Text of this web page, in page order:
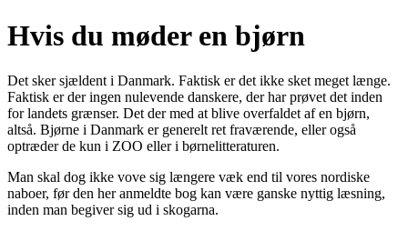
Hvis du møder en bjørn
Det sker sjældent i Danmark. Faktisk er det ikke sket meget længe.
Faktisk er der ingen nulevende danskere, der har prøvet det inden
for landets grænser. Det der med at blive overfaldet af en bjørn,
altså. Bjørne i Danmark er generelt ret fraværende, eller også
optræder de kun i ZOO eller i børnelitteraturen.
Man skal dog ikke vove sig længere væk end til vores nordiske
naboer, før den her anmeldte bog kan være ganske nyttig læsning,
inden man begiver sig ud i skogarna.